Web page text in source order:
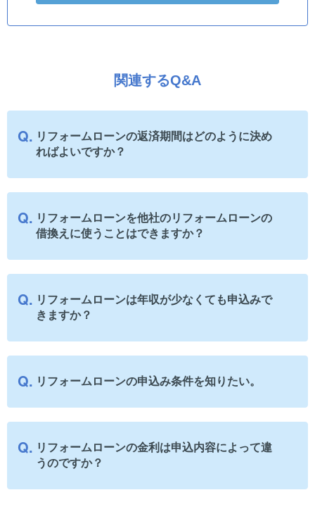
関連するQ&A
リフォームローンの返済期間はどのように決め
ればよいですか？
リフォームローンを他社のリフォームローンの
借換えに使うことはできますか？
リフォームローンは年収が少なくても申込みで
きますか？
リフォームローンの申込み条件を知りたい。
リフォームローンの金利は申込内容によって違
うのですか？